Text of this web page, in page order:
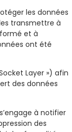
les données
transmettre à
et à
ont été
Layer ») afin
des données
à notifier
des